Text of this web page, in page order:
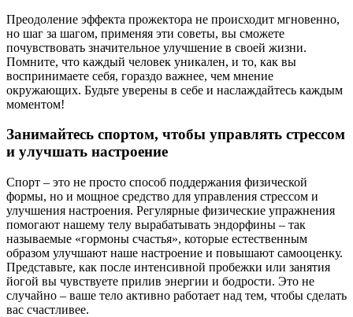
Преодоление эффекта прожектора не происходит мгновенно,
но шаг за шагом, применяя эти советы, вы сможете
почувствовать значительное улучшение в своей жизни.
Помните, что каждый человек уникален, и то, как вы
воспринимаете себя, гораздо важнее, чем мнение
окружающих. Будьте уверены в себе и наслаждайтесь каждым
моментом!
Занимайтесь спортом, чтобы управлять стрессом
и улучшать настроение
Спорт – это не просто способ поддержания физической
формы, но и мощное средство для управления стрессом и
улучшения настроения. Регулярные физические упражнения
помогают нашему телу вырабатывать эндорфины – так
называемые «гормоны счастья», которые естественным
образом улучшают наше настроение и повышают самооценку.
Представьте, как после интенсивной пробежки или занятия
йогой вы чувствуете прилив энергии и бодрости. Это не
случайно – ваше тело активно работает над тем, чтобы сделать
вас счастливее.